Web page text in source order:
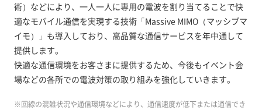
術）などにより、一人一人に専用の電波を割り当てることで快
適なモバイル通信を実現する技術「Massive MIMO（マッシブマ
イモ）」も導入しており、高品質な通信サービスを年中通して
提供します。
快適な通信環境をお客さまに提供するため、今後もイベント会
場などの各所での電波対策の取り組みを強化していきます。
※回線の混雑状況や通信環境などにより、通信速度が低下または通信でき